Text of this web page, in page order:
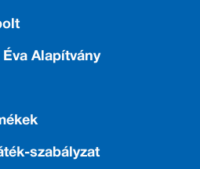
Alapítvány
szabályzat